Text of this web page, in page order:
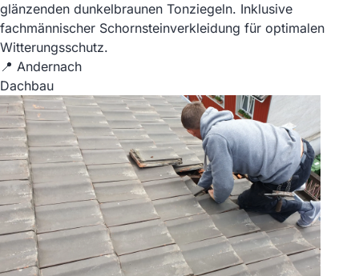
glänzenden dunkelbraunen Tonziegeln. Inklusive
fachmännischer Schornsteinverkleidung für optimalen
Witterungsschutz.
📍 Andernach
Dachbau